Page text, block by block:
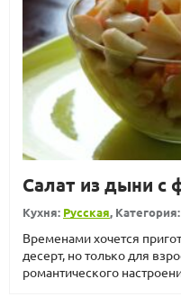
Кухня: Русская, Категория:
Временами хочется
десерт, но только для
романтического